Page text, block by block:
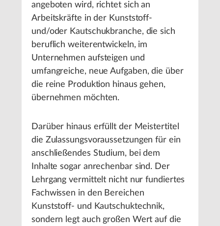
angeboten wird, richtet sich an
Arbeitskräfte in der Kunststoff-
und/oder Kautschukbranche, die sich
beruflich weiterentwickeln, im
Unternehmen aufsteigen und
umfangreiche, neue Aufgaben, die über
die reine Produktion hinaus gehen,
übernehmen möchten.
Darüber hinaus erfüllt der Meistertitel
die Zulassungsvoraussetzungen für ein
anschließendes Studium, bei dem
Inhalte sogar anrechenbar sind. Der
Lehrgang vermittelt nicht nur fundiertes
Fachwissen in den Bereichen
Kunststoff- und Kautschuktechnik,
sondern legt auch großen Wert auf die